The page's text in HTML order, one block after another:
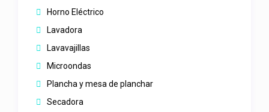
Horno Eléctrico
Lavadora
Lavavajillas
Microondas
Plancha y mesa de planchar
Secadora